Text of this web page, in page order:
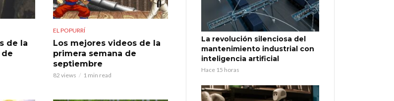
de la
de
EL POPURRÍ
Los mejores videos de la
primera semana de
septiembre
82 views 1 min read
La revolución silenciosa del
mantenimiento industrial con
inteligencia artificial
Hace 15 horas